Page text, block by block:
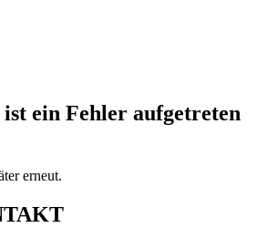
ein Fehler aufgetreten
erneut.